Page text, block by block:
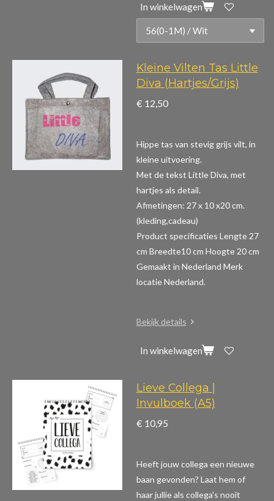
In winkelwagen
Kleine Vilten Tas Little
Diva (Hartjes/Grijs)
€ 12,50
Hippe tas van stevig grijs vilt, in
kleine uitvoering.
Met de tekst Little Diva, met
hartjes als detail.
Afmetingen: 27 x 10 x20 cm.
(kleding,cadeau)
Product specificaties Lengte 27
cm Breedte10 cm Hoogte 20 cm
Gemaakt in Nederland Merk
locatie Nederland.
Bekijk details
In winkelwagen
Lieve Collega |
Invulboek (A5)
€ 10,95
Heeft jouw collega een nieuwe
baan gevonden? Laat hem of
haar jullie als collega's nooit